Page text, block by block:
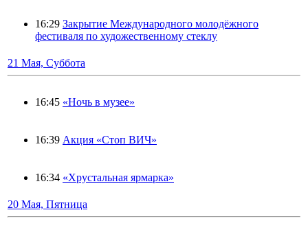
16:29 Закрытие Международного молодёжного
фестиваля по художественному стеклу
21 Мая, Суббота
16:45 «Ночь в музее»
16:39 Акция «Стоп ВИЧ»
16:34 «Хрустальная ярмарка»
20 Мая, Пятница